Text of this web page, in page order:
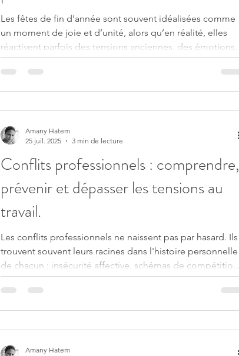
Les fêtes de fin d’année sont souvent idéalisées comme
un moment de joie et d’unité, alors qu’en réalité, elles
réactivent parfois des tensions anciennes, des émotions
non digérées et beaucoup de fatigue. Si vous
appréhendez les repas familiaux ou si vous souhaitez
simplement vivre un Noël plus apaisé, ces stratégies
Conflits professionnels : comprendre,
prévenir et dépasser les tensions au
travail.
Les conflits professionnels ne naissent pas par hasard. Ils
trouvent souvent leurs racines dans l'histoire personnelle
de chacun : insécurité affective, schémas de compétition
hérités de l'enfance, besoin de reconnaissance ou peur
de l'autorité. Ces blessures inconscientes se rejouent
dans la sphère professionnelle, notamment dans les
Amany Hatem
25 juil. 2025
3 min de lecture
Amany Hatem